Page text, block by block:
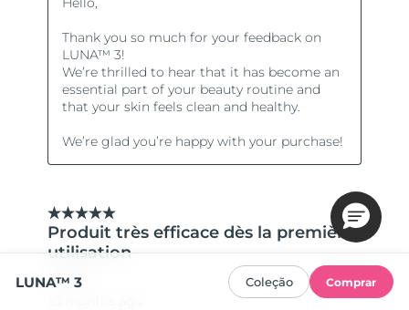
LUNA™ 3 Coleção Comprar